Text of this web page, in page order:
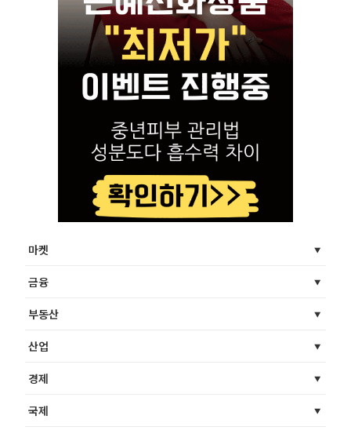
마켓
금융
부동산
산업
경제
국제